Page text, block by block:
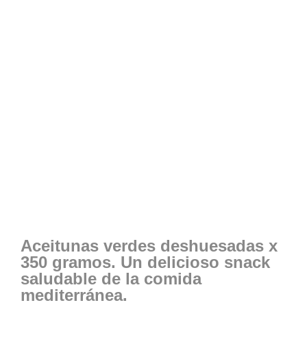
Aceitunas verdes deshuesadas x
350 gramos. Un delicioso snack
saludable de la comida
mediterránea.